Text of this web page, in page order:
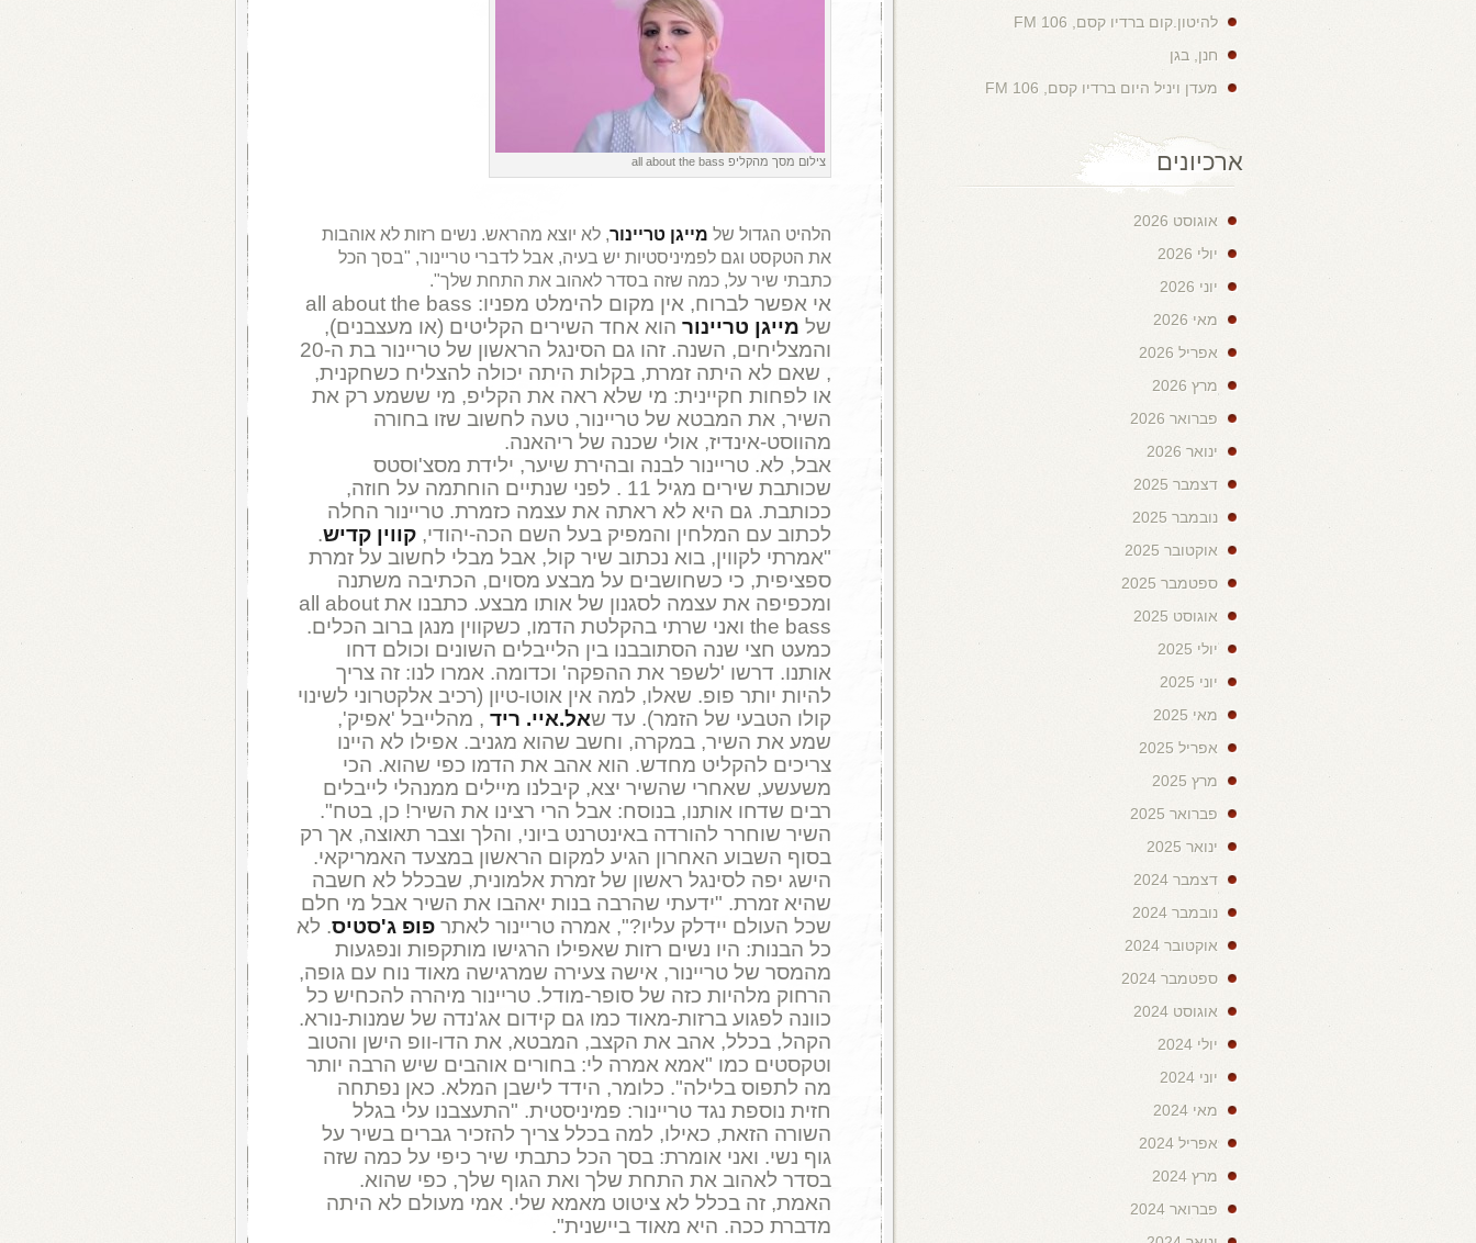
צילום מסך מהקליפ all about the bass
הלהיט הגדול של מייגן טריינור, לא יוצא מהראש. נשים רזות לא אוהבות
את הטקסט וגם לפמיניסטיות יש בעיה, אבל לדברי טריינור, "בסך הכל
כתבתי שיר על, כמה שזה בסדר לאהוב את התחת שלך".
אי אפשר לברוח, אין מקום להימלט מפניו: all about the bass
של מייגן טריינור הוא אחד השירים הקליטים (או מעצבנים),
והמצליחים, השנה. זהו גם הסינגל הראשון של טריינור בת ה-20
, שאם לא היתה זמרת, בקלות היתה יכולה להצליח כשחקנית,
או לפחות חקיינית: מי שלא ראה את הקליפ, מי ששמע רק את
השיר, את המבטא של טריינור, טעה לחשוב שזו בחורה
מהווסט-אינדיז, אולי שכנה של ריהאנה.
אבל, לא. טריינור לבנה ובהירת שיער, ילידת מסצ'וסטס
שכותבת שירים מגיל 11 . לפני שנתיים הוחתמה על חוזה,
ככותבת. גם היא לא ראתה את עצמה כזמרת. טריינור החלה
לכתוב עם המלחין והמפיק בעל השם הכה-יהודי, קווין קדיש.
"אמרתי לקווין, בוא נכתוב שיר קול, אבל מבלי לחשוב על זמרת
ספציפית, כי כשחושבים על מבצע מסוים, הכתיבה משתנה
ומכפיפה את עצמה לסגנון של אותו מבצע. כתבנו את all about
the bass ואני שרתי בהקלטת הדמו, כשקווין מנגן ברוב הכלים.
כמעט חצי שנה הסתובבנו בין הלייבלים השונים וכולם דחו
אותנו. דרשו 'לשפר את ההפקה' וכדומה. אמרו לנו: זה צריך
להיות יותר פופ. שאלו, למה אין אוטו-טיון (רכיב אלקטרוני לשינוי
קולו הטבעי של הזמר). עד שאל.איי. ריד , מהלייבל 'אפיק',
שמע את השיר, במקרה, וחשב שהוא מגניב. אפילו לא היינו
צריכים להקליט מחדש. הוא אהב את הדמו כפי שהוא. הכי
משעשע, שאחרי שהשיר יצא, קיבלנו מיילים ממנהלי לייבלים
רבים שדחו אותנו, בנוסח: אבל הרי רצינו את השיר! כן, בטח".
השיר שוחרר להורדה באינטרנט ביוני, והלך וצבר תאוצה, אך רק
בסוף השבוע האחרון הגיע למקום הראשון במצעד האמריקאי.
הישג יפה לסינגל ראשון של זמרת אלמונית, שבכלל לא חשבה
שהיא זמרת. "ידעתי שהרבה בנות יאהבו את השיר אבל מי חלם
שכל העולם יידלק עליו?", אמרה טריינור לאתר פופ ג'סטיס. לא
כל הבנות: היו נשים רזות שאפילו הרגישו מותקפות ונפגעות
מהמסר של טריינור, אישה צעירה שמרגישה מאוד נוח עם גופה,
הרחוק מלהיות כזה של סופר-מודל. טריינור מיהרה להכחיש כל
כוונה לפגוע ברזות-מאוד כמו גם קידום אג'נדה של שמנות-נורא.
הקהל, בכלל, אהב את הקצב, המבטא, את הדו-וופ הישן והטוב
וטקסטים כמו "אמא אמרה לי: בחורים אוהבים שיש הרבה יותר
מה לתפוס בלילה". כלומר, הידד לישבן המלא. כאן נפתחה
חזית נוספת נגד טריינור: פמיניסטית. "התעצבנו עלי בגלל
השורה הזאת, כאילו, למה בכלל צריך להזכיר גברים בשיר על
גוף נשי. ואני אומרת: בסך הכל כתבתי שיר כיפי על כמה שזה
בסדר לאהוב את התחת שלך ואת הגוף שלך, כפי שהוא.
האמת, זה בכלל לא ציטוט מאמא שלי. אמי מעולם לא היתה
מדברת ככה. היא מאוד ביישנית".
להיטון.קום ברדיו קסם, 106 FM
חנן, בגן
מעדן ויניל היום ברדיו קסם, 106 FM
ארכיונים
אוגוסט 2026
יולי 2026
יוני 2026
מאי 2026
אפריל 2026
מרץ 2026
פברואר 2026
ינואר 2026
דצמבר 2025
נובמבר 2025
אוקטובר 2025
ספטמבר 2025
אוגוסט 2025
יולי 2025
יוני 2025
מאי 2025
אפריל 2025
מרץ 2025
פברואר 2025
ינואר 2025
דצמבר 2024
נובמבר 2024
אוקטובר 2024
ספטמבר 2024
אוגוסט 2024
יולי 2024
יוני 2024
מאי 2024
אפריל 2024
מרץ 2024
פברואר 2024